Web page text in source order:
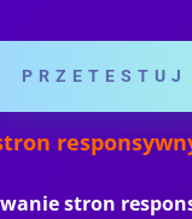
PRZETESTUJ
stron